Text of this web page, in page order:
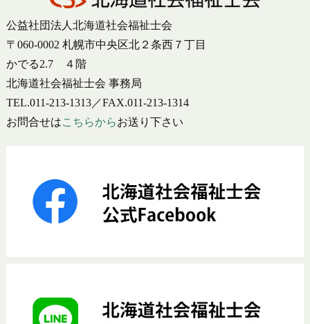
公益社団法人北海道社会福祉士会
〒060-0002 札幌市中央区北２条西７丁目
かでる2.7 ４階
北海道社会福祉士会 事務局
TEL.011-213-1313／FAX.011-213-1314
お問合せはこちらからお送り下さい